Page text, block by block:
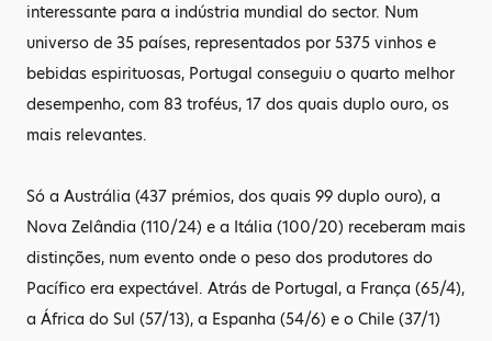
interessante para a indústria mundial do sector. Num
universo de 35 países, representados por 5375 vinhos e
bebidas espirituosas, Portugal conseguiu o quarto melhor
desempenho, com 83 troféus, 17 dos quais duplo ouro, os
mais relevantes.
Só a Austrália (437 prémios, dos quais 99 duplo ouro), a
Nova Zelândia (110/24) e a Itália (100/20) receberam mais
distinções, num evento onde o peso dos produtores do
Pacífico era expectável. Atrás de Portugal, a França (65/4),
a África do Sul (57/13), a Espanha (54/6) e o Chile (37/1)